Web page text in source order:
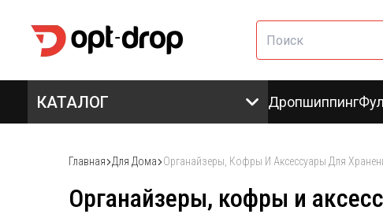
КАТАЛОГ Дропшиппинг
Главная Для Дома Органайзеры, Кофры И Аксессуары Для
Органайзеры, кофры и